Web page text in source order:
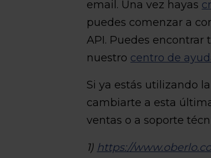
email. Una vez hayas
puedes comenzar a
API. Puedes encontrar
nuestro centro de
Si ya estás utilizando
cambiarte a esta
ventas o a soporte
1) https://